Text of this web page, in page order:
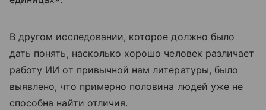
В другом исследовании, которое должно было
дать понять, насколько хорошо человек различает
работу ИИ от привычной нам литературы, было
выявлено, что примерно половина людей уже не
способна найти отличия.